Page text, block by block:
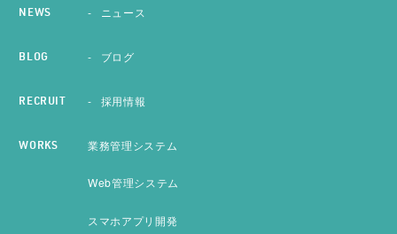
NEWS ニュース
BLOG ブログ
RECRUIT 採用情報
WORKS 業務管理システム
Web管理システム
スマホアプリ開発